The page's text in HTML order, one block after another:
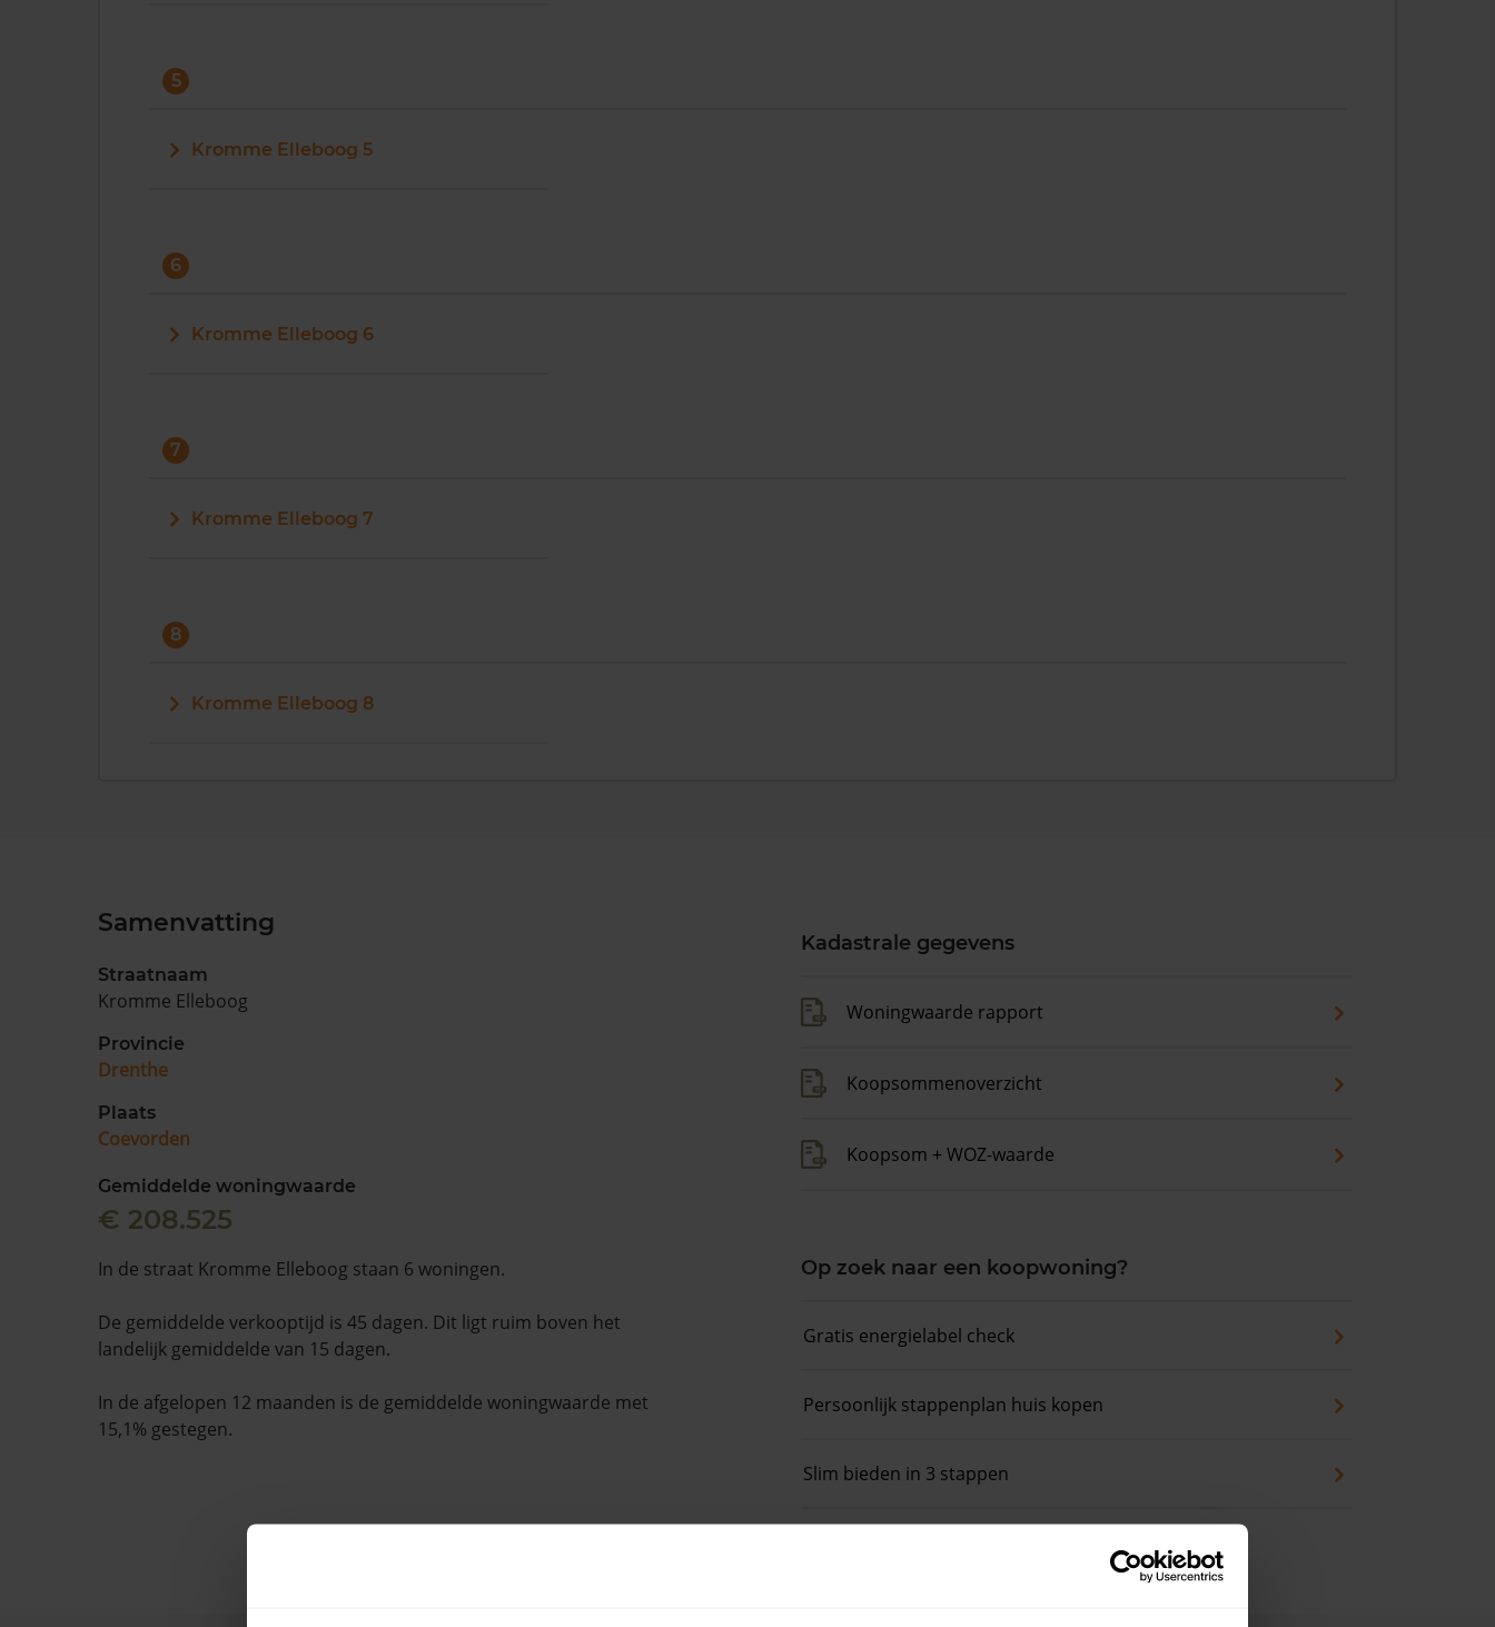
5
Kromme Elleboog 5
6
Kromme Elleboog 6
7
Kromme Elleboog 7
8
Kromme Elleboog 8
Samenvatting
Straatnaam
Kromme Elleboog
Provincie
Drenthe
Plaats
Coevorden
Gemiddelde woningwaarde
€ 208.525
In de straat Kromme Elleboog staan 6 woningen.
De gemiddelde verkooptijd is 45 dagen. Dit ligt ruim boven het
landelijk gemiddelde van 15 dagen.
In de afgelopen 12 maanden is de gemiddelde woningwaarde met
15,1% gestegen.
Kadastrale gegevens
Woningwaarde rapport
Koopsommenoverzicht
Koopsom + WOZ-waarde
Op zoek naar een koopwoning?
Gratis energielabel check
Persoonlijk stappenplan huis kopen
Slim bieden in 3 stappen